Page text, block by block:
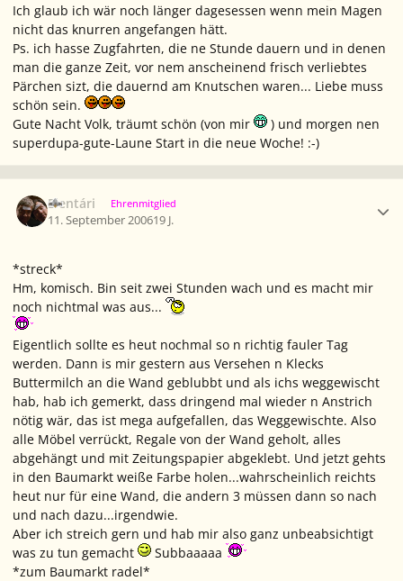
Ich glaub ich wär noch länger dagesessen wenn mein Magen
nicht das knurren angefangen hätt.
Ps. ich hasse Zugfahrten, die ne Stunde dauern und in denen
man die ganze Zeit, vor nem anscheinend frisch verliebtes
Pärchen sizt, die dauernd am Knutschen waren... Liebe muss
schön sein.
Gute Nacht Volk, träumt schön (von mir
) und morgen nen
superdupa-gute-Laune Start in die neue Woche! :-)
Elentári Ehrenmitglied
11. September 200619 J.
*streck*
Hm, komisch. Bin seit zwei Stunden wach und es macht mir
noch nichtmal was aus...
Eigentlich sollte es heut nochmal so n richtig fauler Tag
werden. Dann is mir gestern aus Versehen n Klecks
Buttermilch an die Wand geblubbt und als ichs weggewischt
hab, hab ich gemerkt, dass dringend mal wieder n Anstrich
nötig wär, das ist mega aufgefallen, das Weggewischte. Also
alle Möbel verrückt, Regale von der Wand geholt, alles
abgehängt und mit Zeitungspapier abgeklebt. Und jetzt gehts
in den Baumarkt weiße Farbe holen...wahrscheinlich reichts
heut nur für eine Wand, die andern 3 müssen dann so nach
und nach dazu...irgendwie.
Aber ich streich gern und hab mir also ganz unbeabsichtigt
was zu tun gemacht
Subbaaaaa
*zum Baumarkt radel*